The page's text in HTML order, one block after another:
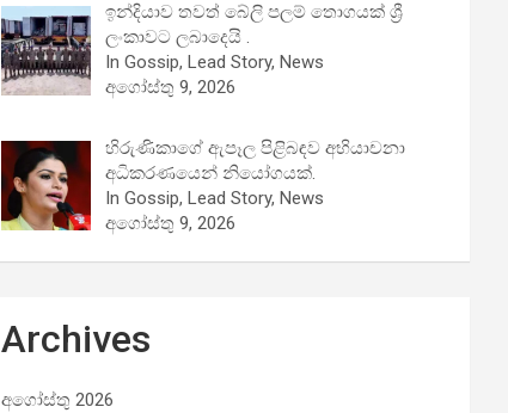
ඉන්දියාව තවත් බේලි පලම් තොගයක් ශ්‍රී
ලංකාවට ලබාදෙයි .
In Gossip, Lead Story, News
අගෝස්තු 9, 2026
හිරුණිකාගේ ඇපෑල පිළිබඳව අභියාචනා
අධිකරණයෙන් නියෝගයක්.
In Gossip, Lead Story, News
අගෝස්තු 9, 2026
Archives
අගෝස්තු 2026